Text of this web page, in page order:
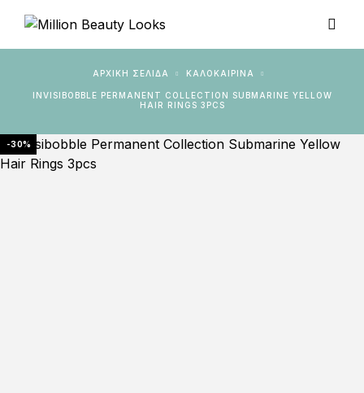
ΑΡΧΙΚΉ ΣΕΛΊΔΑ ΚΑΛΟΚΑΙΡΙΝΑ
INVISIBOBBLE PERMANENT COLLECTION SUBMARINE YELLOW
HAIR RINGS 3PCS
-30%